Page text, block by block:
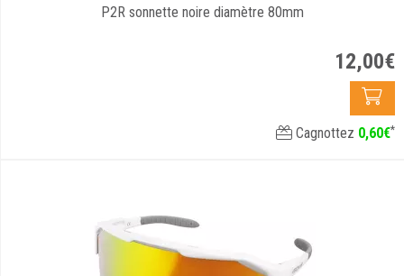
P2R sonnette noire diamètre 80mm
12,00€
Cagnottez 0,60€*